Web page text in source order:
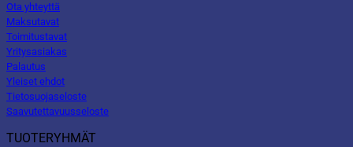
Ota yhteyttä
Maksutavat
Toimitustavat
Yritysasiakas
Palautus
Yleiset ehdot
Tietosuojaseloste
Saavutettavuusseloste
TUOTERYHMÄT